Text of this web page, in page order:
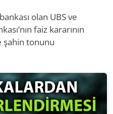
olan UBS ve
faiz kararının
şahin tonunu